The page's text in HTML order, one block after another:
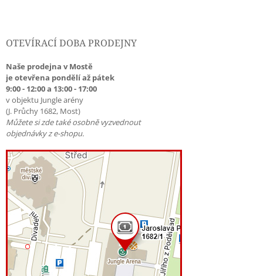
OTEVÍRACÍ DOBA PRODEJNY
Naše prodejna v Mostě
je otevřena pondělí až pátek
9:00 - 12:00 a 13:00 - 17:00
v objektu Jungle arény
(J. Průchy 1682, Most)
Můžete si zde také osobně vyzvednout
objednávky z e-shopu.